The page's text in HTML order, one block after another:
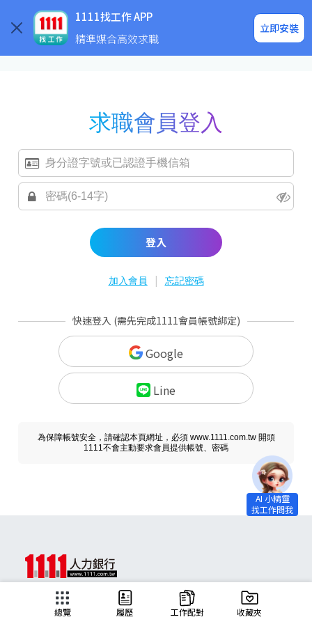
1111找工作 APP
精準媒合高效求職
立即安裝
企業求才
求職會員登入
登入
加入會員 | 忘記密碼
快速登入 (需先完成1111會員帳號綁定)
Google
Line
為保障帳號安全，請確認本頁網址，必須 www.1111.com.tw 開頭
1111不會主動要求會員提供帳號、密碼
總覽 履歷 工作配對 收藏夾